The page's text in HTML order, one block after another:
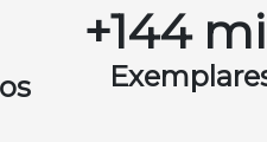
+144